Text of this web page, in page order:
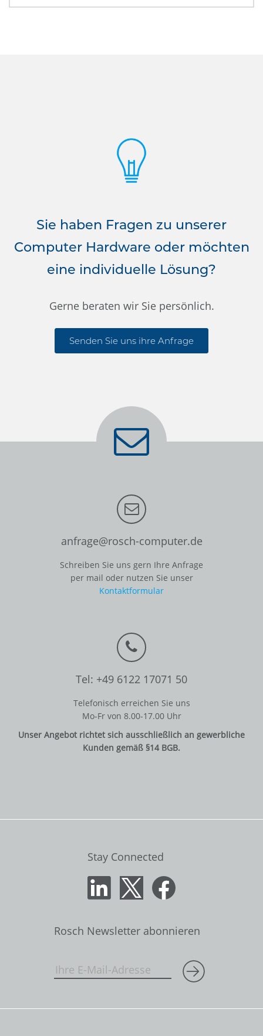
Sie haben Fragen zu unserer
Computer Hardware oder möchten
eine individuelle Lösung?
Gerne beraten wir Sie persönlich.
Senden Sie uns ihre Anfrage
anfrage@rosch-computer.de
Schreiben Sie uns gern Ihre Anfrage
per mail oder nutzen Sie unser
Kontaktformular
Tel: +49 6122 17071 50
Telefonisch erreichen Sie uns
Mo-Fr von 8.00-17.00 Uhr
Unser Angebot richtet sich ausschließlich an gewerbliche
Kunden gemäß §14 BGB.
Stay Connected
Rosch Newsletter abonnieren